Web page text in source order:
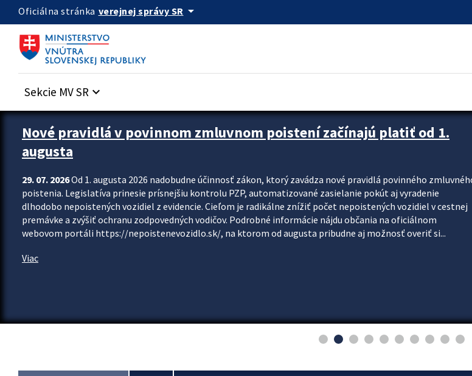
Preskocit na hlavný obsah
Oficiálna stránka verejnej správy SR arrow_drop_down
Sekcie MV SR keyboard_arrow_down
Zastavit automatický posun upútavok
Nové pravidlá v povinnom zmluvnom poistení začínajú platiť od 1.
augusta
29. 07. 2026Od 1. augusta 2026 nadobudne účinnosť zákon, ktorý zavádza nové pravidlá povinného
poistenia. Legislatíva prinesie prísnejšiu kontrolu PZP, automatizované zasielanie pokút aj vyradenie
dlhodobo nepoistených vozidiel z evidencie. Cieľom je radikálne znížiť počet nepoistených vozidiel v cestnej
premávke a zvýšiť ochranu zodpovedných vodičov. Podrobné informácie nájdu občania na oficiálnom
webovom portáli https://nepoistenevozidlo.sk/, na ktorom od augusta pribudne aj možnosť overiť si...
Viac